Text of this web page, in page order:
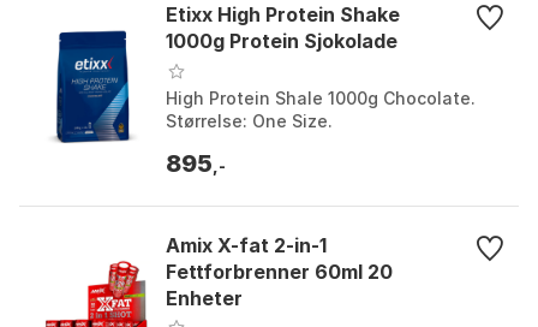
Etixx High Protein Shake
1000g Protein Sjokolade
High Protein Shale 1000g Chocolate.
Størrelse: One Size.
895 ,-
Amix X-fat 2-in-1
Fettforbrenner 60ml 20
Enheter